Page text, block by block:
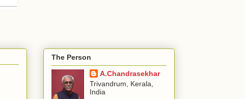
The Person
A.Chandrasekhar
Trivandrum, Kerala,
India